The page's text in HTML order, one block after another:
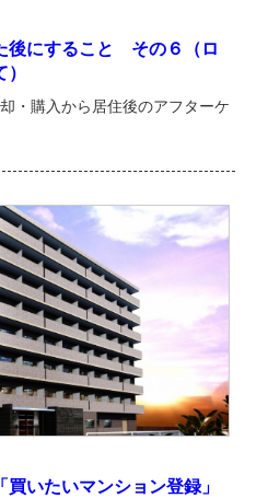
後にすること その６（ロ
・購入から居住後のアフターケ
いたいマンション登録」